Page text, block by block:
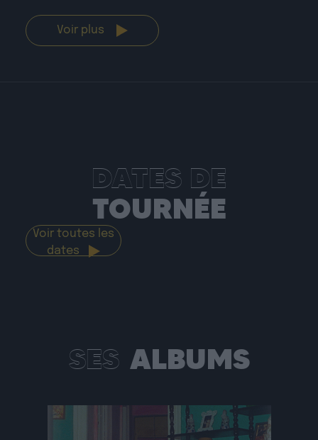
Voir plus
DATES DE
TOURNÉE
Voir toutes les
dates
SES ALBUMS